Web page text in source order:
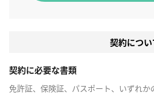
契約につい
契約に必要な書類
免許証、保険証、パスポート、いずれか